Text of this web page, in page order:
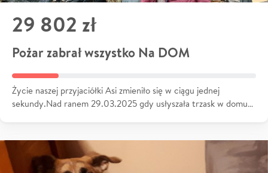
29 802 zł
Pożar zabrał wszystko Na DOM
Życie naszej przyjaciółki Asi zmieniło się w ciągu jednej
sekundy.Nad ranem 29.03.2025 gdy usłyszała trzask w domu…